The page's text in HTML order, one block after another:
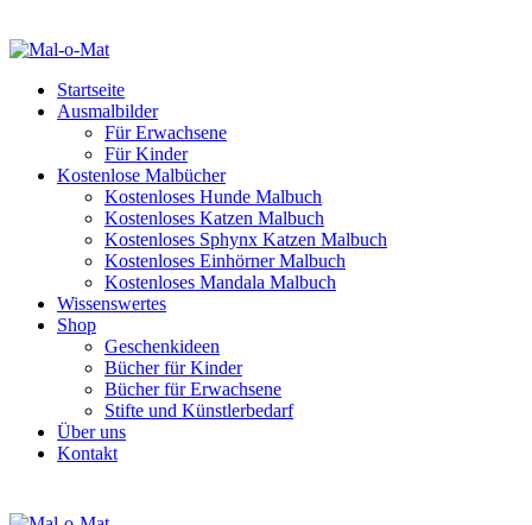
Startseite
Ausmalbilder
Für Erwachsene
Für Kinder
Kostenlose Malbücher
Kostenloses Hunde Malbuch
Kostenloses Katzen Malbuch
Kostenloses Sphynx Katzen Malbuch
Kostenloses Einhörner Malbuch
Kostenloses Mandala Malbuch
Wissenswertes
Shop
Geschenkideen
Bücher für Kinder
Bücher für Erwachsene
Stifte und Künstlerbedarf
Über uns
Kontakt